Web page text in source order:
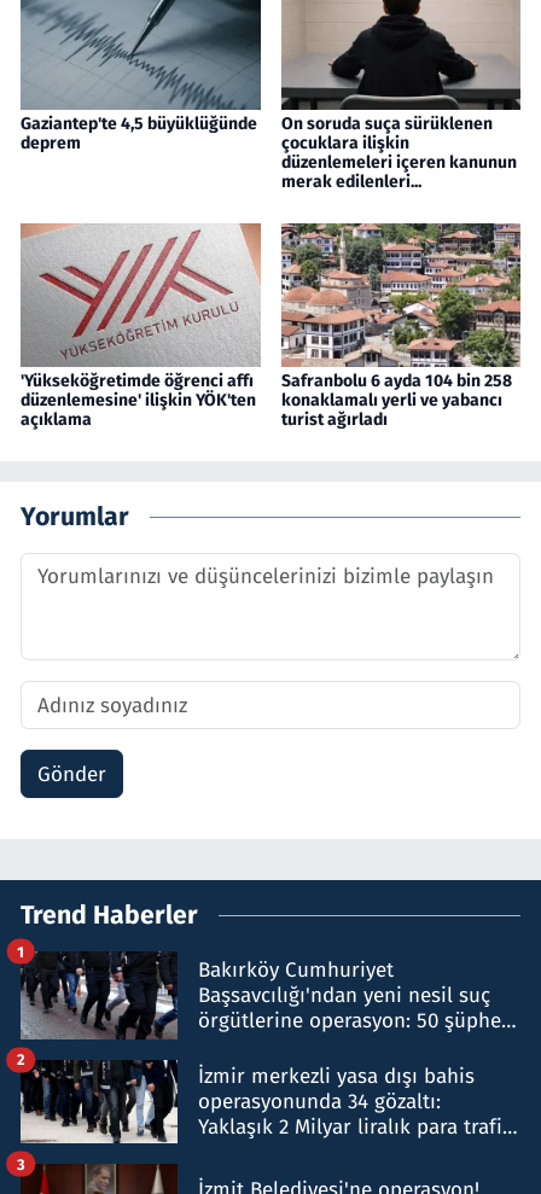
Gaziantep'te 4,5 büyüklüğünde
deprem
On soruda suça sürüklenen
çocuklara ilişkin
düzenlemeleri içeren kanunun
merak edilenleri...
'Yükseköğretimde öğrenci affı
düzenlemesine' ilişkin YÖK'ten
açıklama
Safranbolu 6 ayda 104 bin 258
konaklamalı yerli ve yabancı
turist ağırladı
Yorumlar
Gönder
Trend Haberler
Bakırköy Cumhuriyet
Başsavcılığı'ndan yeni nesil suç
örgütlerine operasyon: 50 şüpheli
1
İzmir merkezli yasa dışı bahis
operasyonunda 34 gözaltı:
Yaklaşık 2 Milyar liralık para trafiği
2
3